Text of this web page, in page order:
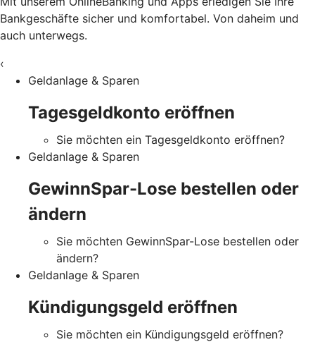
Bankgeschäfte sicher und komfortabel. Von daheim und
auch unterwegs.
‹
Geldanlage & Sparen
Tagesgeldkonto eröffnen
Sie möchten ein Tagesgeldkonto eröffnen?
Geldanlage & Sparen
GewinnSpar-Lose bestellen oder
ändern
Sie möchten GewinnSpar-Lose bestellen oder
ändern?
Geldanlage & Sparen
Kündigungsgeld eröffnen
Sie möchten ein Kündigungsgeld eröffnen?